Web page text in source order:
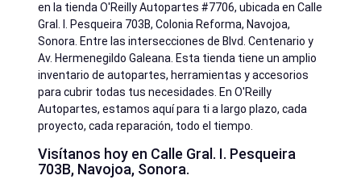
en la tienda O'Reilly Autopartes #7706, ubicada en Calle
Gral. I. Pesqueira 703B, Colonia Reforma, Navojoa,
Sonora. Entre las intersecciones de Blvd. Centenario y
Av. Hermenegildo Galeana. Esta tienda tiene un amplio
inventario de autopartes, herramientas y accesorios
para cubrir todas tus necesidades. En O'Reilly
Autopartes, estamos aquí para ti a largo plazo, cada
proyecto, cada reparación, todo el tiempo.
Visítanos hoy en Calle Gral. I. Pesqueira
703B, Navojoa, Sonora.